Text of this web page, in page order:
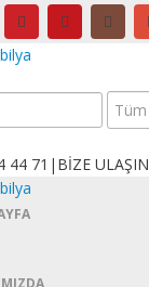
44 71 | BİZE ULAŞIN